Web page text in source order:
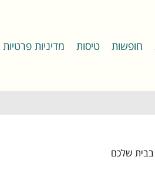
חופשות טיסות מדיניות פרטיות